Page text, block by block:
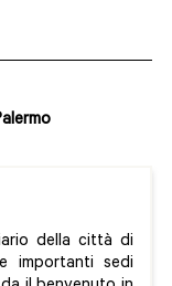
della città di
importanti sedi